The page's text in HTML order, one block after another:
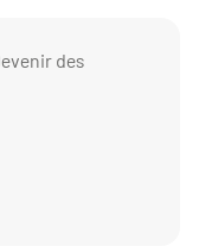
des